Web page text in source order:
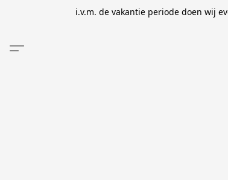
i.v.m. de vakantie periode doen wij